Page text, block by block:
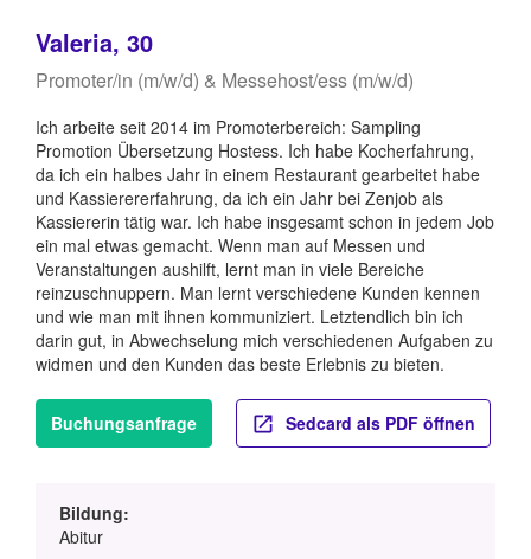
Valeria, 30
Promoter/in (m/w/d) & Messehost/ess (m/w/d)
Ich arbeite seit 2014 im Promoterbereich: Sampling
Promotion Übersetzung Hostess. Ich habe Kocherfahrung,
da ich ein halbes Jahr in einem Restaurant gearbeitet habe
und Kassierererfahrung, da ich ein Jahr bei Zenjob als
Kassiererin tätig war. Ich habe insgesamt schon in jedem Job
ein mal etwas gemacht. Wenn man auf Messen und
Veranstaltungen aushilft, lernt man in viele Bereiche
reinzuschnuppern. Man lernt verschiedene Kunden kennen
und wie man mit ihnen kommuniziert. Letztendlich bin ich
darin gut, in Abwechselung mich verschiedenen Aufgaben zu
widmen und den Kunden das beste Erlebnis zu bieten.
Buchungsanfrage Sedcard als PDF öffnen
Bildung:
Abitur